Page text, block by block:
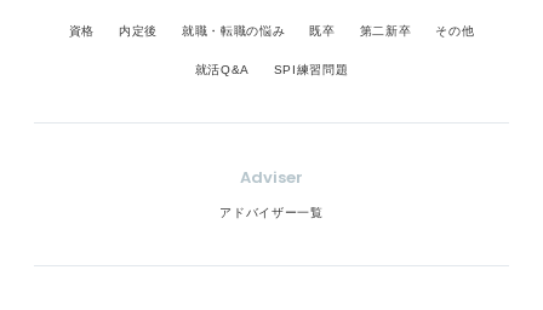
資格 内定後 就職・転職の悩み 既卒 第二新卒 その他
就活Q&A SPI練習問題
Adviser
アドバイザー一覧